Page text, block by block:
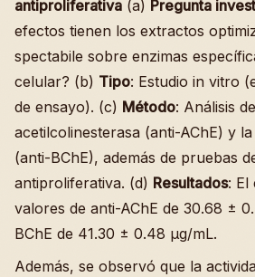
antiproliferativa (a) Pregunta
efectos tienen los extractos
spectabile sobre enzimas
celular? (b) Tipo: Estudio in vitro
de ensayo). (c) Método: Análisis
acetilcolinesterasa (anti-AChE) y
(anti-BChE), además de pruebas
antiproliferativa. (d) Resultados: El
valores de anti-AChE de 30.68 ±
BChE de 41.30 ± 0.48 µg/mL.
Además, se observó que la